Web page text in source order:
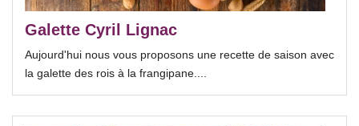
Galette Cyril Lignac
Aujourd'hui nous vous proposons une recette de saison avec
la galette des rois à la frangipane....